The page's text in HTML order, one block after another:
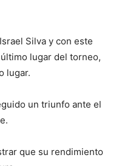
Silva y con este
lugar del torneo,
lugar.
un triunfo ante el
que su rendimiento